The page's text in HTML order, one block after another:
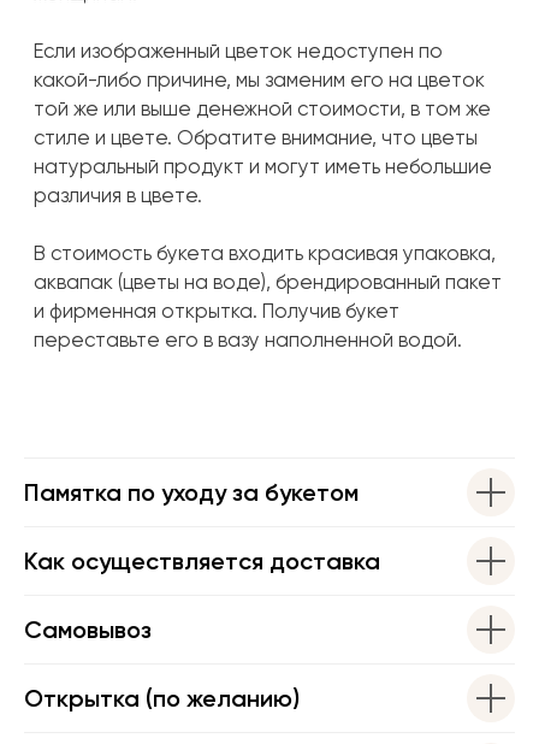
Памятка по уходу за букетом
Как осуществляется доставка
Самовывоз
Открытка (по желанию)